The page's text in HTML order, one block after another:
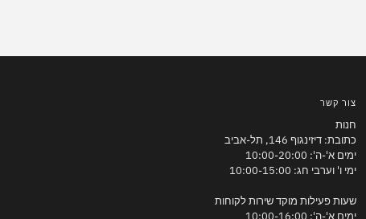
צור קשר
חנות
כתובת: דיזינגוף 146, תל-אביב
ימים א'-ה': 10:00-20:00
ימי ו' וערבי חג: 10:00-15:00
שעות פעילות מוקד שירות לקוחות
ימים א'-ה': 10:00-16:00